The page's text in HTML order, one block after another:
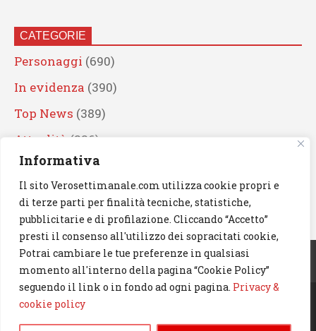
Informativa
Il sito Verosettimanale.com utilizza cookie propri e
di terze parti per finalità tecniche, statistiche,
pubblicitarie e di profilazione. Cliccando “Accetto”
presti il consenso all'utilizzo dei sopracitati cookie,
Potrai cambiare le tue preferenze in qualsiasi
momento all'interno della pagina “Cookie Policy”
seguendo il link o in fondo ad ogni pagina. Privacy &
cookie policy
CATEGORIE
Personaggi (690)
In evidenza (390)
Top News (389)
Attualità (336)
Eventi(330)
Artisti (241)
News(239)
Cerca
© 2023 Verosettimanale.com. All rights reserved.